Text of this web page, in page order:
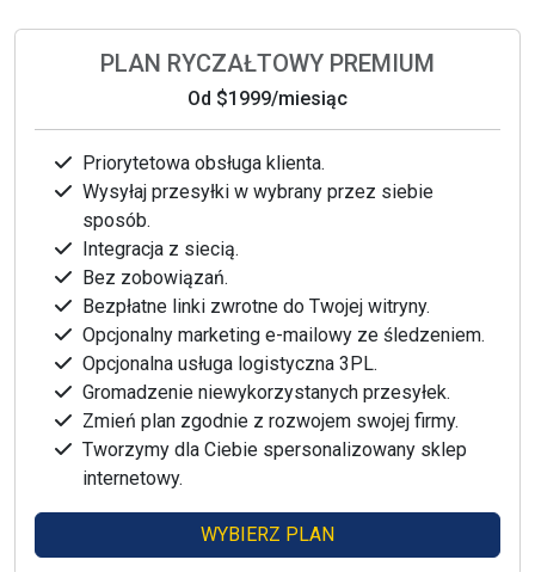
PLAN RYCZAŁTOWY PREMIUM
Od $1999/miesiąc
Priorytetowa obsługa klienta.
Wysyłaj przesyłki w wybrany przez siebie
sposób.
Integracja z siecią.
Bez zobowiązań.
Bezpłatne linki zwrotne do Twojej witryny.
Opcjonalny marketing e-mailowy ze śledzeniem.
Opcjonalna usługa logistyczna 3PL.
Gromadzenie niewykorzystanych przesyłek.
Zmień plan zgodnie z rozwojem swojej firmy.
Tworzymy dla Ciebie spersonalizowany sklep
internetowy.
WYBIERZ PLAN